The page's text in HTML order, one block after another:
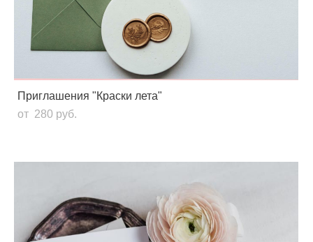
Приглашения "Краски лета"
от 280 pуб.